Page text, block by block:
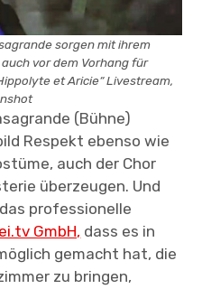
sorgen mit ihrem
vor dem Vorhang für
et Aricie“ Livestream,
(Bühne)
Respekt ebenso wie
auch der Chor
überzeugen. Und
professionelle
GmbH, dass es in
gemacht hat, die
zu bringen,